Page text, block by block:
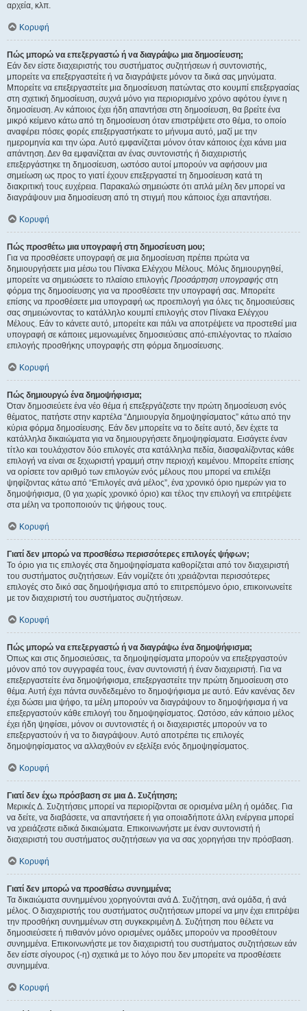
αρχεία, κλπ.
Κορυφή
Πώς μπορώ να επεξεργαστώ ή να διαγράψω μια δημοσίευση;
Εάν δεν είστε διαχειριστής του συστήματος συζητήσεων ή συντονιστής,
μπορείτε να επεξεργαστείτε ή να διαγράψετε μόνον τα δικά σας μηνύματα.
Μπορείτε να επεξεργαστείτε μια δημοσίευση πατώντας στο κουμπί επεξεργασίας
στη σχετική δημοσίευση, συχνά μόνο για περιορισμένο χρόνο αφότου έγινε η
δημοσίευση. Αν κάποιος έχει ήδη απαντήσει στη δημοσίευση, θα βρείτε ένα
μικρό κείμενο κάτω από τη δημοσίευση όταν επιστρέψετε στο θέμα, το οποίο
αναφέρει πόσες φορές επεξεργαστήκατε το μήνυμα αυτό, μαζί με την
ημερομηνία και την ώρα. Αυτό εμφανίζεται μόνον όταν κάποιος έχει κάνει μια
απάντηση. Δεν θα εμφανίζεται αν ένας συντονιστής ή διαχειριστής
επεξεργάστηκε τη δημοσίευση, ωστόσο αυτοί μπορούν να αφήσουν μια
σημείωση ως προς το γιατί έχουν επεξεργαστεί τη δημοσίευση κατά τη
διακριτική τους ευχέρεια. Παρακαλώ σημειώστε ότι απλά μέλη δεν μπορεί να
διαγράψουν μια δημοσίευση από τη στιγμή που κάποιος έχει απαντήσει.
Κορυφή
Πώς προσθέτω μια υπογραφή στη δημοσίευση μου;
Για να προσθέσετε υπογραφή σε μια δημοσίευση πρέπει πρώτα να
δημιουργήσετε μια μέσω του Πίνακα Ελέγχου Μέλους. Μόλις δημιουργηθεί,
μπορείτε να σημειώσετε το πλαίσιο επιλογής Προσάρτηση υπογραφής στη
φόρμα της δημοσίευσης για να προσθέσετε την υπογραφή σας. Μπορείτε
επίσης να προσθέσετε μια υπογραφή ως προεπιλογή για όλες τις δημοσιεύσεις
σας σημειώνοντας το κατάλληλο κουμπί επιλογής στον Πίνακα Ελέγχου
Μέλους. Εάν το κάνετε αυτό, μπορείτε και πάλι να αποτρέψετε να προστεθεί μια
υπογραφή σε κάποιες μεμονωμένες δημοσιεύσεις από-επιλέγοντας το πλαίσιο
επιλογής προσθήκης υπογραφής στη φόρμα δημοσίευσης.
Κορυφή
Πώς δημιουργώ ένα δημοψήφισμα;
Όταν δημοσιεύετε ένα νέο θέμα ή επεξεργάζεστε την πρώτη δημοσίευση ενός
θέματος, πατήστε στην καρτέλα “Δημιουργία δημοψηφίσματος” κάτω από την
κύρια φόρμα δημοσίευσης. Εάν δεν μπορείτε να το δείτε αυτό, δεν έχετε τα
κατάλληλα δικαιώματα για να δημιουργήσετε δημοψηφίσματα. Εισάγετε έναν
τίτλο και τουλάχιστον δύο επιλογές στα κατάλληλα πεδία, διασφαλίζοντας κάθε
επιλογή να είναι σε ξεχωριστή γραμμή στην περιοχή κειμένου. Μπορείτε επίσης
να ορίσετε τον αριθμό των επιλογών ενός μέλους που μπορεί να επιλέξει
ψηφίζοντας κάτω από “Επιλογές ανά μέλος”, ένα χρονικό όριο ημερών για το
δημοψήφισμα, (0 για χωρίς χρονικό όριο) και τέλος την επιλογή να επιτρέψετε
στα μέλη να τροποποιούν τις ψήφους τους.
Κορυφή
Γιατί δεν μπορώ να προσθέσω περισσότερες επιλογές ψήφων;
Το όριο για τις επιλογές στα δημοψηφίσματα καθορίζεται από τον διαχειριστή
του συστήματος συζητήσεων. Εάν νομίζετε ότι χρειάζονται περισσότερες
επιλογές στο δικό σας δημοψήφισμα από το επιτρεπόμενο όριο, επικοινωνείτε
με τον διαχειριστή του συστήματος συζητήσεων.
Κορυφή
Πώς μπορώ να επεξεργαστώ ή να διαγράψω ένα δημοψήφισμα;
Όπως και στις δημοσιεύσεις, τα δημοψηφίσματα μπορούν να επεξεργαστούν
μόνον από τον συγγραφέα τους, έναν συντονιστή ή έναν διαχειριστή. Για να
επεξεργαστείτε ένα δημοψήφισμα, επεξεργαστείτε την πρώτη δημοσίευση στο
θέμα. Αυτή έχει πάντα συνδεδεμένο το δημοψήφισμα με αυτό. Εάν κανένας δεν
έχει δώσει μια ψήφο, τα μέλη μπορούν να διαγράψουν το δημοψήφισμα ή να
επεξεργαστούν κάθε επιλογή του δημοψηφίσματος. Ωστόσο, εάν κάποιο μέλος
έχει ήδη ψηφίσει, μόνον οι συντονιστές ή οι διαχειριστές μπορούν να το
επεξεργαστούν ή να το διαγράψουν. Αυτό αποτρέπει τις επιλογές
δημοψηφίσματος να αλλαχθούν εν εξελίξει ενός δημοψηφίσματος.
Κορυφή
Γιατί δεν έχω πρόσβαση σε μια Δ. Συζήτηση;
Μερικές Δ. Συζητήσεις μπορεί να περιορίζονται σε ορισμένα μέλη ή ομάδες. Για
να δείτε, να διαβάσετε, να απαντήσετε ή για οποιαδήποτε άλλη ενέργεια μπορεί
να χρειάζεστε ειδικά δικαιώματα. Επικοινωνήστε με έναν συντονιστή ή
διαχειριστή του συστήματος συζητήσεων για να σας χορηγήσει την πρόσβαση.
Κορυφή
Γιατί δεν μπορώ να προσθέσω συνημμένα;
Τα δικαιώματα συνημμένου χορηγούνται ανά Δ. Συζήτηση, ανά ομάδα, ή ανά
μέλος. Ο διαχειριστής του συστήματος συζητήσεων μπορεί να μην έχει επιτρέψει
την προσθήκη συνημμένων στη συγκεκριμένη Δ. Συζήτηση που θέλετε να
δημοσιεύσετε ή πιθανόν μόνο ορισμένες ομάδες μπορούν να προσθέτουν
συνημμένα. Επικοινωνήστε με τον διαχειριστή του συστήματος συζητήσεων εάν
δεν είστε σίγουρος (-η) σχετικά με το λόγο που δεν μπορείτε να προσθέσετε
συνημμένα.
Κορυφή